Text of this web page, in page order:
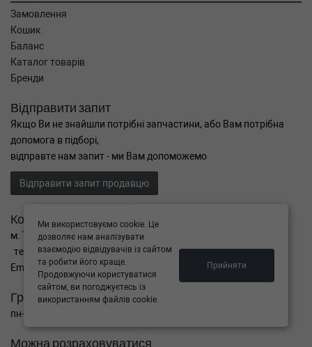
Замовлення
Кошик
Баланс
Каталог товарів
Бренди
Відправити запит
Якщо Ви не знайшли потрібні запчастини, або Вам потрібна
допомога в підборі,
відправте нам запит - ми Вам допоможемо
Відправити запит продавцю
Контакти
м. Тернопіль вул. Микулинецька 106а
тел. +38(099)650-59-19
Email. autokitparts@yahoo.com
Графік роботи
пн-пт з 9:00 до 17:00, сб - вихідний, нд - вихідний
Можна розраховуватися
Ми використовуємо cookie. Це
дозволяє нам аналізувати
взаємодію відвідувачів із сайтом
та робити його краще.
Продовжуючи користуватися
сайтом, ви погоджуєтесь із
використанням файлів cookie.
Прийняти